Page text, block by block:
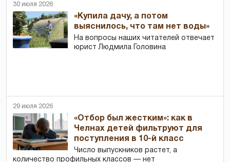
30 июля 2026
«Купила дачу, а потом
выяснилось, что там нет воды»
На вопросы наших читателей отвечает
юрист Людмила Головина
29 июля 2026
«Отбор был жестким»: как в
Челнах детей фильтруют для
поступления в 10-й класс
Число выпускников растет, а
количество профильных классов — нет